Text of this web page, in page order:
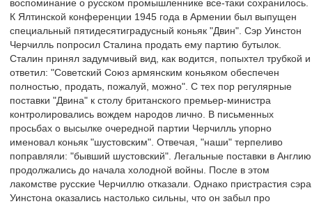
воспоминание о русском промышленнике все-таки сохранилось.
К Ялтинской конференции 1945 года в Армении был выпущен
специальный пятидесятиградусный коньяк "Двин". Сэр Уинстон
Черчилль попросил Сталина продать ему партию бутылок.
Сталин принял задумчивый вид, как водится, попыхтел трубкой и
ответил: "Советский Союз армянским коньяком обеспечен
полностью, продать, пожалуй, можно". С тех пор регулярные
поставки "Двина" к столу британского премьер-министра
контролировались вождем народов лично. В письменных
просьбах о высылке очередной партии Черчилль упорно
именовал коньяк "шустовским". Отвечая, "наши" терпеливо
поправляли: "бывший шустовский". Легальные поставки в Англию
продолжались до начала холодной войны. После в этом
лакомстве русские Черчиллю отказали. Однако пристрастия сэра
Уинстона оказались настолько сильны, что он забыл про